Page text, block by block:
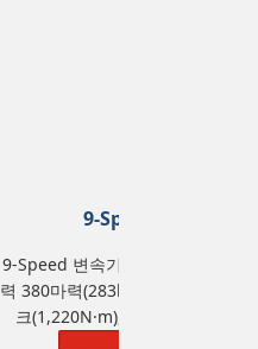
9-Speed
9-Speed 변속기는 최대 정격 출
력 380마력(283kW), 900lb-ft 토
크(1,220N·m), GVW(총중량)